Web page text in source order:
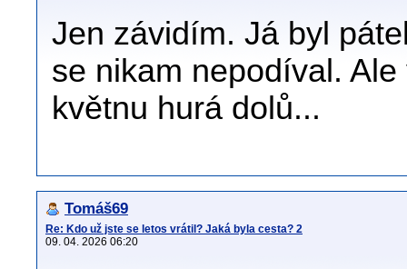
Jen závidím. Já byl
se nikam nepodíval.
květnu hurá dolů...
Tomáš69
Re: Kdo už jste se letos vrátil? Jaká byla cesta? 2
09. 04. 2026 06:20